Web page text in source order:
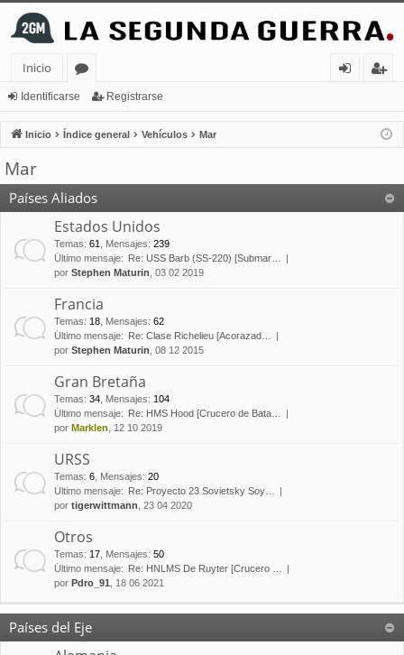
Inicio
or
os
nt
ifi
ist
ra
Identificarse Registrarse
Inicio Índice general Vehículos Mar
Mar
Países Aliados
Estados Unidos
Temas: 61 Mensajes: 239
Último mensaje: Re: USS Barb (SS-220) [Submar…
por Stephen Maturin , 03 02 2019
Francia
Temas: 18 Mensajes: 62
Último mensaje: Re: Clase Richelieu [Acorazad…
por Stephen Maturin , 08 12 2015
Gran Bretaña
Temas: 34 Mensajes: 104
Último mensaje: Re: HMS Hood [Crucero de Bata…
por Marklen , 12 10 2019
URSS
Temas: 6 Mensajes: 20
Último mensaje: Re: Proyecto 23 Sovietsky Soy…
por tigerwittmann , 23 04 2020
Otros
Temas: 17 Mensajes: 50
Último mensaje: Re: HNLMS De Ruyter [Crucero …
por Pdro_91 , 18 06 2021
Países del Eje